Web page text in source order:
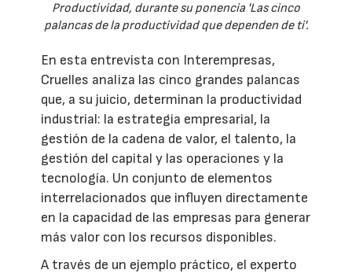
Productividad, durante su ponencia 'Las cinco
palancas de la productividad que dependen de ti'.
En esta entrevista con Interempresas,
Cruelles analiza las cinco grandes palancas
que, a su juicio, determinan la productividad
industrial: la estrategia empresarial, la
gestión de la cadena de valor, el talento, la
gestión del capital y las operaciones y la
tecnología. Un conjunto de elementos
interrelacionados que influyen directamente
en la capacidad de las empresas para generar
más valor con los recursos disponibles.
A través de un ejemplo práctico, el experto